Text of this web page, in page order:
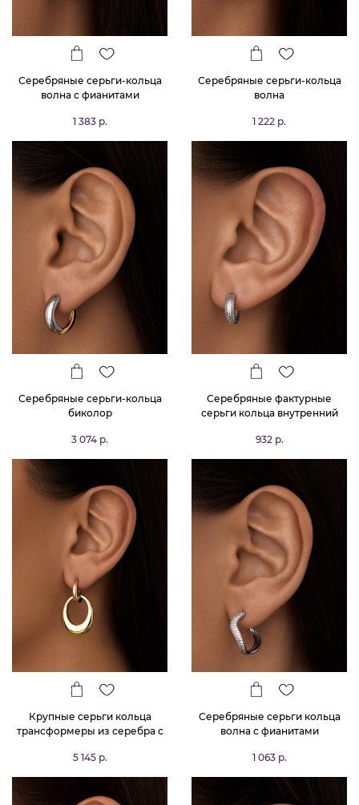
Серебряные серьги-кольца
волна с фианитами
1 383 р.
Серебряные серьги-кольца
волна
1 222 р.
Серебряные серьги-кольца
биколор
3 074 р.
Серебряные фактурные
серьги кольца внутренний
диаметр 13мм
932 р.
Крупные серьги кольца
трансформеры из серебра с
MIESTILO
5 145 р.
Серебряные серьги кольца
волна с фианитами
1 063 р.